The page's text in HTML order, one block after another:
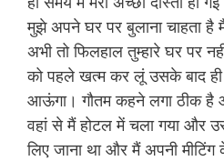
मुझे अपने घर पर बुलाना चाहता है
अभी तो फिलहाल तुम्हारे घर पर
को पहले खत्म कर लूं उसके बाद
आऊंगा। गौतम कहने लगा ठीक है
वहां से मैं होटल में चला गया और
लिए जाना था और मैं अपनी